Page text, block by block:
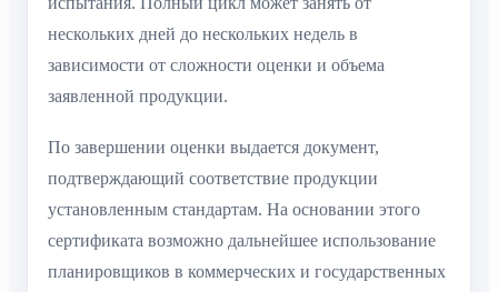
нескольких дней до нескольких недель в
зависимости от сложности оценки и объема
заявленной продукции.
По завершении оценки выдается документ,
подтверждающий соответствие продукции
установленным стандартам. На основании этого
сертификата возможно дальнейшее использование
планировщиков в коммерческих и государственных